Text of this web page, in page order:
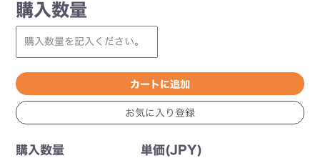
購入数量
購入数量 単価(JPY)